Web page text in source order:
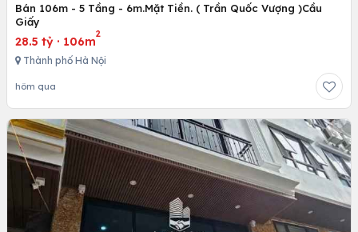
Bán 106m - 5 Tầng - 6m.Mặt Tiền. ( Trần Quốc Vượng )Cầu
Giấy
28.5 tỷ · 106m
2
Thành phố Hà Nội
hôm qua